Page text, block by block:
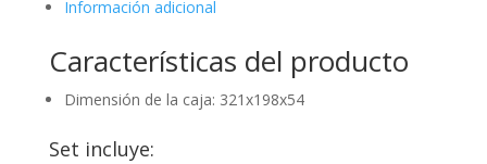
Información adicional
Características del producto
Dimensión de la caja: 321x198x54
Set incluye: